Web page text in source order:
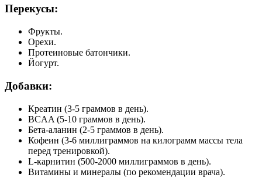
Перекусы:
Фрукты.
Орехи.
Протеиновые батончики.
Йогурт.
Добавки:
Креатин (3-5 граммов в день).
BCAA (5-10 граммов в день).
Бета-аланин (2-5 граммов в день).
Кофеин (3-6 миллиграммов на килограмм массы тела
перед тренировкой).
L-карнитин (500-2000 миллиграммов в день).
Витамины и минералы (по рекомендации врача).